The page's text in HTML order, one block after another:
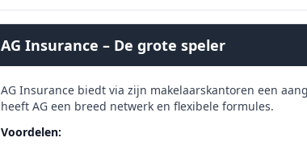
AG Insurance – De grote speler
AG Insurance biedt via zijn makelaarskantoren een
heeft AG een breed netwerk en flexibele formules.
Voordelen: